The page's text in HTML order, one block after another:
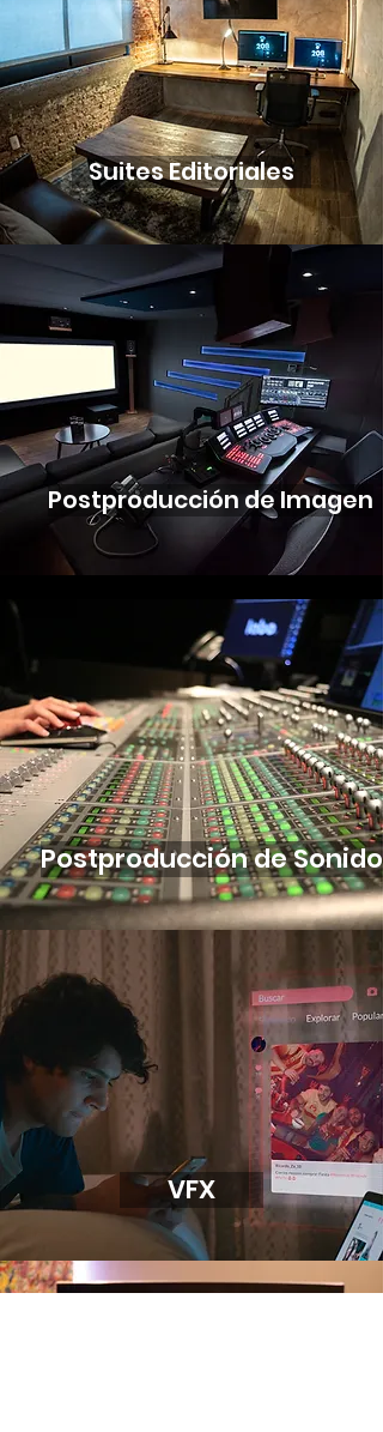
Suites Editoriales
Postproducción de Imagen
Postproducción de Sonido
VFX